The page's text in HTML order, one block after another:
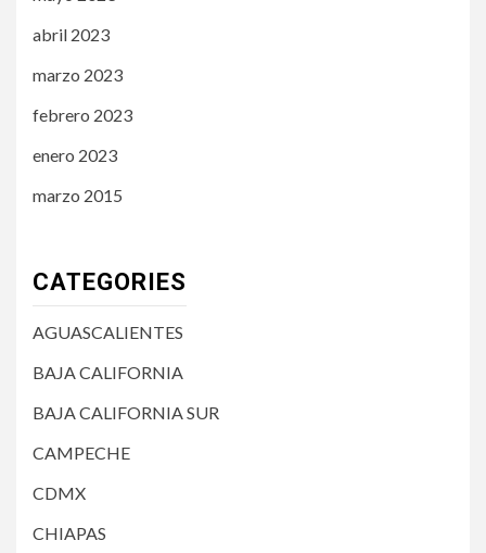
abril 2023
marzo 2023
febrero 2023
enero 2023
marzo 2015
CATEGORIES
AGUASCALIENTES
BAJA CALIFORNIA
BAJA CALIFORNIA SUR
CAMPECHE
CDMX
CHIAPAS